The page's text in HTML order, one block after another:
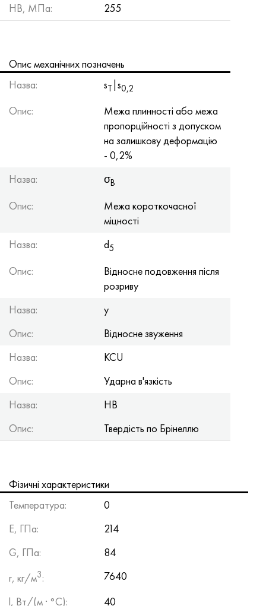
HB, МПа:
255
Опис механічних позначень
Назва:
sТ |s0,2
Опис:
Межа плинності або межа
пропорційності з допуском
на залишкову деформацію
- 0,2%
Назва:
σB
Опис:
Межа короткочасної
міцності
Назва:
d5
Опис:
Відносне подовження після
розриву
Назва:
y
Опис:
Відносне звуження
Назва:
KCU
Опис:
Ударна в'язкість
Назва:
HB
Опис:
Твердість по Брінеллю
Фізичні характеристики
Температура:
0
Е, ГПа:
214
G, ГПа:
84
r, кг/м3:
7640
l, Вт/(м · °С):
40